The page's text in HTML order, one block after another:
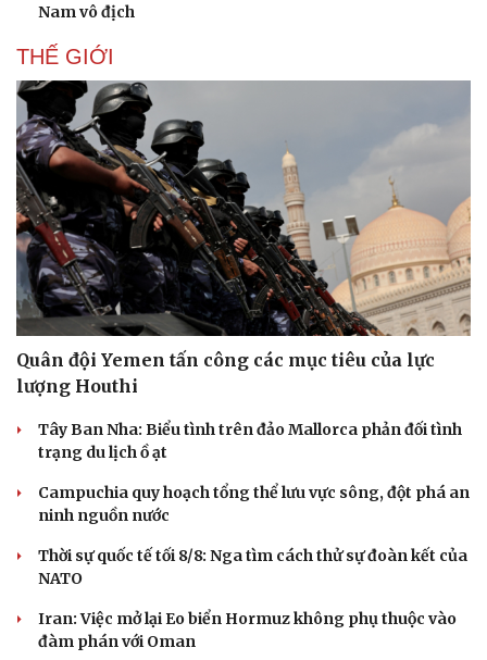
Nam vô địch
THẾ GIỚI
Quân đội Yemen tấn công các mục tiêu của lực
lượng Houthi
Tây Ban Nha: Biểu tình trên đảo Mallorca phản đối tình
trạng du lịch ồ ạt
Campuchia quy hoạch tổng thể lưu vực sông, đột phá an
ninh nguồn nước
Thời sự quốc tế tối 8/8: Nga tìm cách thử sự đoàn kết của
NATO
Iran: Việc mở lại Eo biển Hormuz không phụ thuộc vào
đàm phán với Oman